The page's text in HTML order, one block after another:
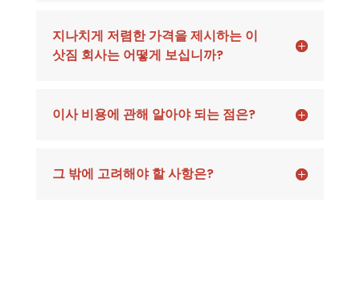
지나치게 저렴한 가격을 제시하는 이
삿짐 회사는 어떻게 보십니까?
이사 비용에 관해 알아야 되는 점은?
그 밖에 고려해야 할 사항은?